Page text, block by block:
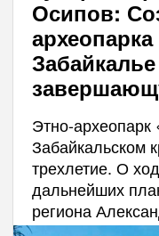
Осипов:
Этно-археопарк
Забайкальском
трехлетие. О
дальнейших
региона